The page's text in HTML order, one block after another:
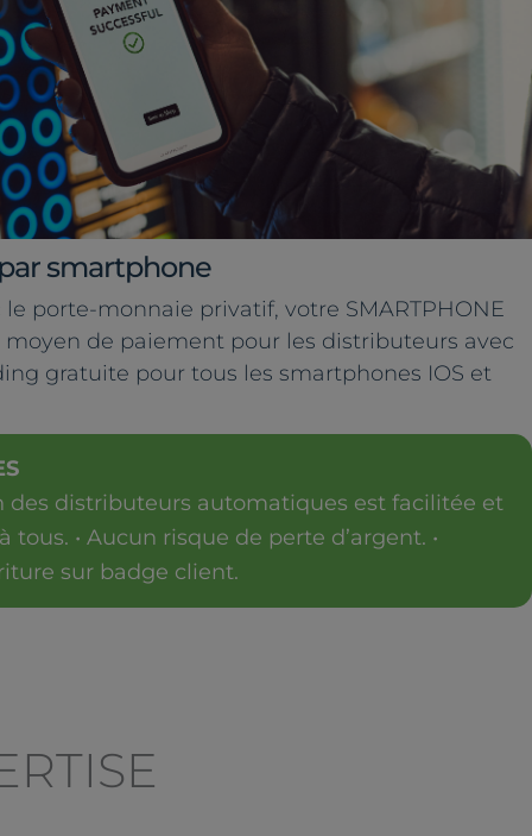
smartphone
porte-monnaie privatif, votre SMARTPHONE
de paiement pour les distributeurs avec
gratuite pour tous les smartphones IOS et
des distributeurs automatiques est facilitée et
tous. • Aucun risque de perte d’argent. •
sur badge client.